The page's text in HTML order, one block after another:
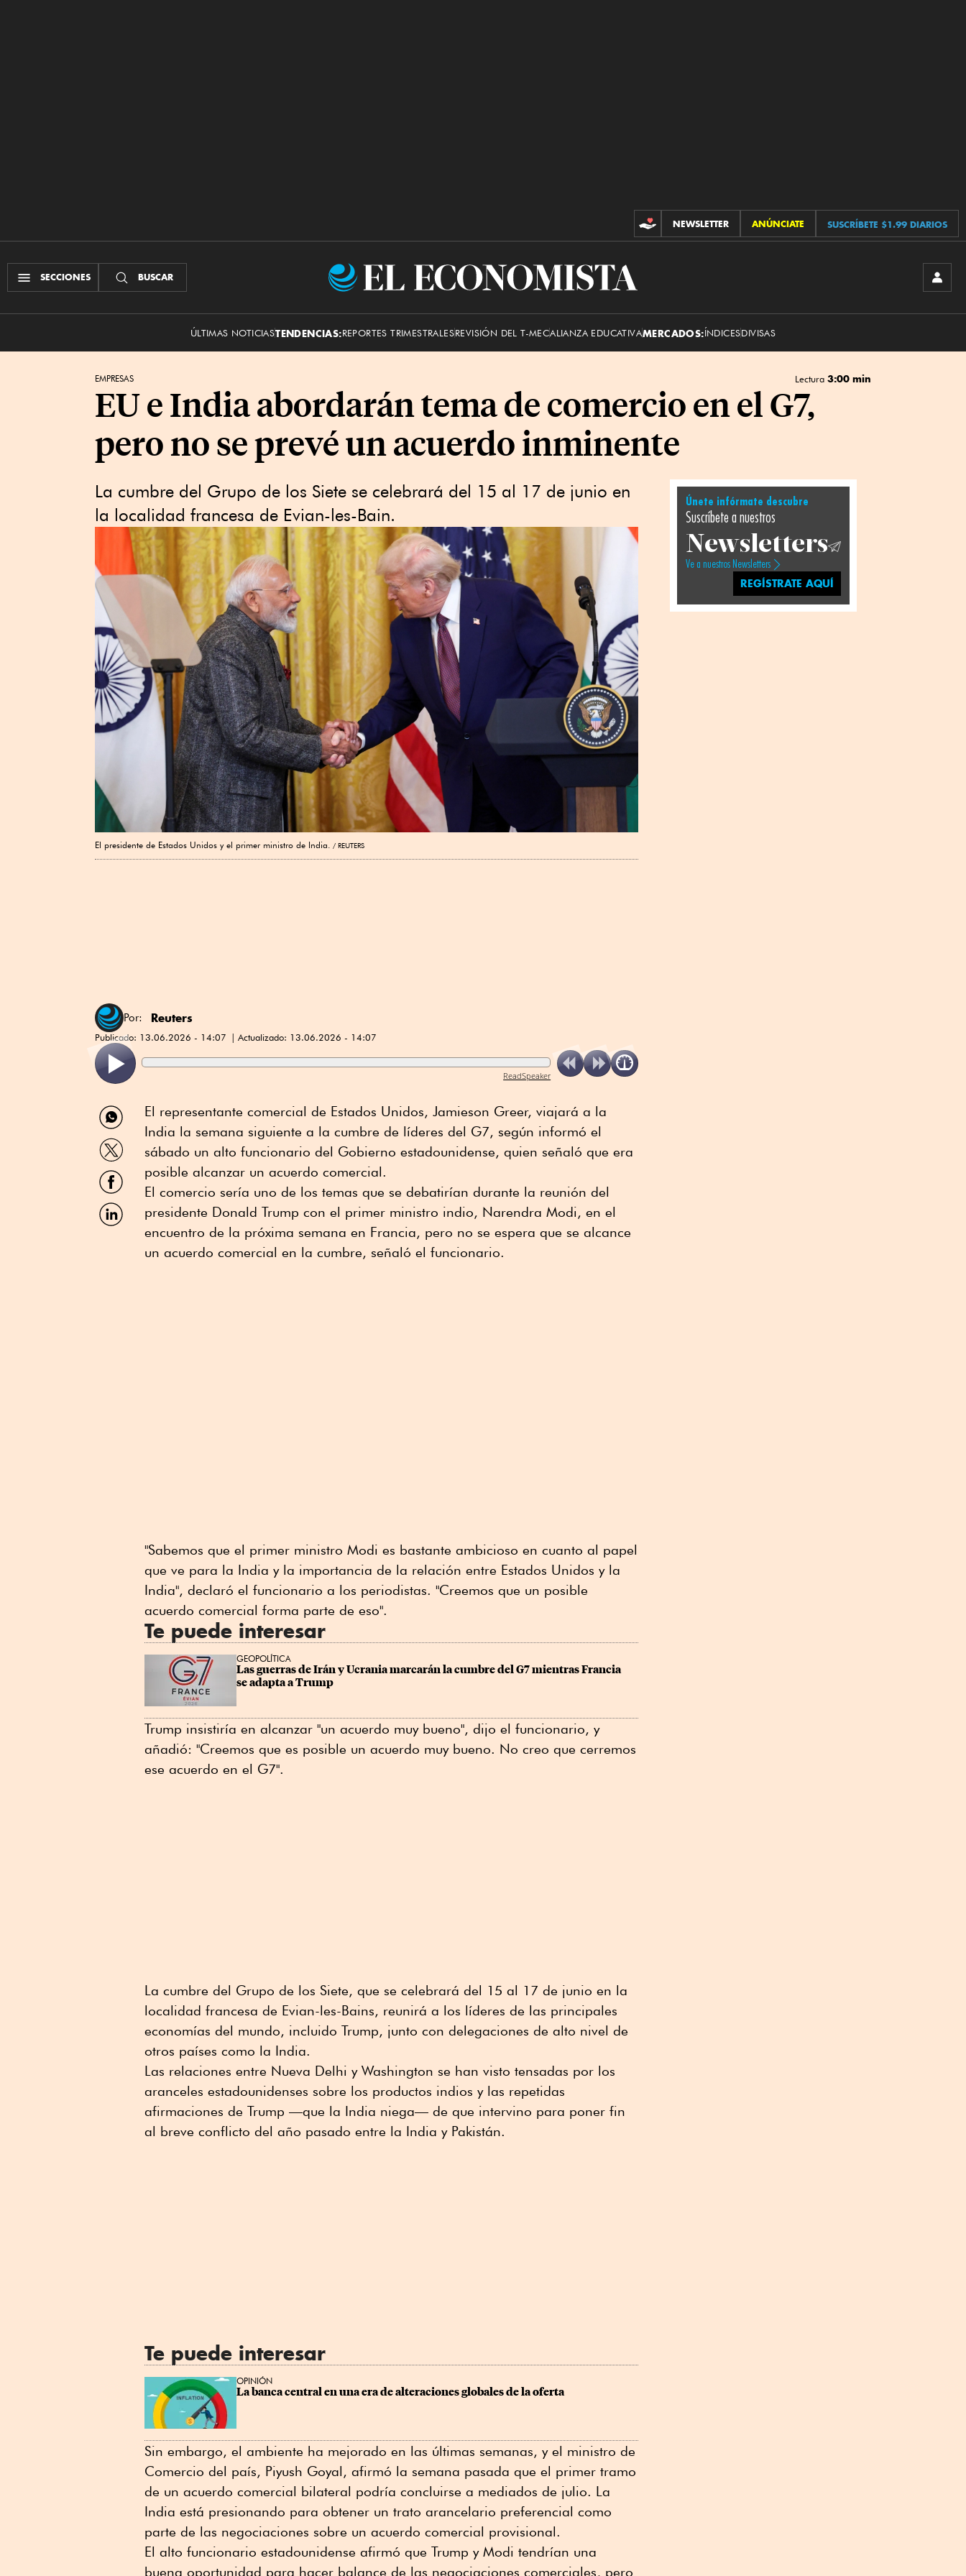
CONTRIBUCIONES
NEWSLETTER ANÚNCIATE SUSCRÍBETE $1.99 DIARIOS
SECCIONES BUSCAR
El
ÚLTIMAS NOTICIASTENDENCIAS:REPORTES TRIMESTRALESREVISIÓN DEL T-MECALIANZA EDUCATIVAMERCADOS:ÍNDICESDIVISAS
EMPRESAS Lectura 3:00 min
EU e India abordarán tema de comercio en el G7,
pero no se prevé un acuerdo inminente
La cumbre del Grupo de los Siete se celebrará del 15 al 17 de junio en
la localidad francesa de Evian-les-Bain.
El presidente de Estados Unidos y el primer ministro de India. REUTERS
Por: Reuters
Publicado: 13.06.2026 - 14:07 Actualizado: 13.06.2026 - 14:07
ReadSpeaker
Compartir
por
WhatsApp
Compartir
por
Twitter
Compartir
por
Facebook
Compartir
por
El representante comercial ⁠de Estados Unidos, Jamieson Greer, viajará a la
India la semana siguiente a la ⁠cumbre de líderes del G7, según informó el
sábado un alto funcionario del Gobierno estadounidense, quien señaló que era
posible alcanzar un acuerdo comercial.
El comercio sería uno de los temas que se debatirían ⁠durante la reunión del
presidente Donald Trump ⁠con el primer ministro indio, Narendra Modi, en el
encuentro de la próxima semana en Francia, pero no se espera que se alcance
un acuerdo comercial en la cumbre, señaló el funcionario.
"Sabemos que el primer ministro Modi es bastante ambicioso en cuanto al papel
que ve para la India y la importancia de la relación entre Estados Unidos y la
India", declaró el funcionario a los periodistas. "Creemos que un posible
acuerdo comercial forma parte de eso".
Te puede interesar
GEOPOLÍTICA
Las guerras de Irán y Ucrania marcarán la cumbre del G7 mientras Francia
se adapta a Trump
Trump insistiría en alcanzar "un acuerdo muy bueno", dijo el funcionario, y
añadió: "Creemos que es posible un acuerdo muy bueno. No creo que cerremos
ese acuerdo en el G7".
La cumbre del Grupo de los Siete, que se celebrará del 15 al 17 de junio en la
localidad francesa de Evian-les-Bains, reunirá a los líderes de las principales
economías del mundo, incluido Trump, junto con delegaciones de alto nivel de
otros países como la India.
Las relaciones entre Nueva Delhi y Washington se han visto tensadas por los
aranceles estadounidenses sobre los productos indios y las repetidas
afirmaciones de Trump —que la India niega— de que intervino para poner fin
al breve conflicto del año pasado entre la India y Pakistán.
Te puede interesar
OPINIÓN
La banca central en una era de alteraciones globales de la oferta
Sin embargo, el ambiente ha mejorado en las últimas semanas, y el ministro de
Comercio del país, Piyush Goyal, afirmó la semana pasada que el ⁠primer tramo
de un acuerdo comercial bilateral podría concluirse a ⁠mediados de julio. La
India está presionando para ⁠obtener un trato arancelario preferencial como
parte de las negociaciones sobre un acuerdo comercial provisional.
El alto funcionario estadounidense afirmó ⁠que Trump y Modi tendrían una
buena oportunidad para hacer balance de las negociaciones comerciales, pero
Únete infórmate descubre
Suscríbete a nuestros
Newsletters
Ve a nuestros Newsletters
REGÍSTRATE AQUÍ